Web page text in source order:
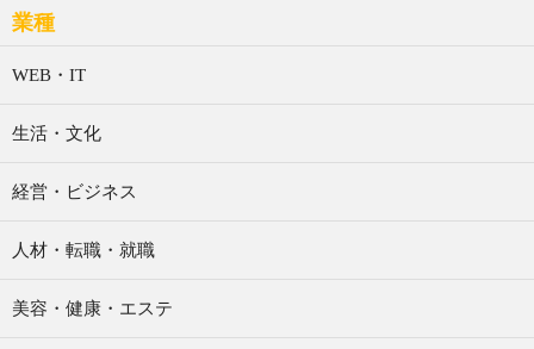
業種
WEB・IT
生活・文化
経営・ビジネス
人材・転職・就職
美容・健康・エステ